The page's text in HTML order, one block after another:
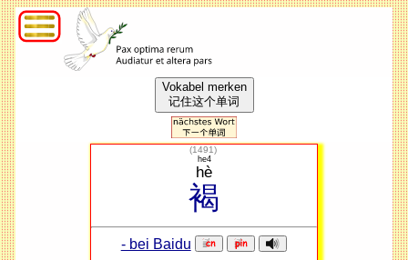
Vokabel merken
记住这个单词
(1491)
褐
hè
he4
- bei Baidu